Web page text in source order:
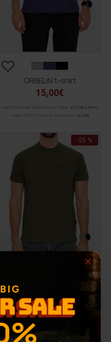
ORBELIN t-shirt
15,00€
ΑΡΧΙΚΗ ΑΝΑΓΡΑΦΟΜΕΝΗ ΤΙΜΗ: 27,90€ (-46%)
ΚΑΛΥΤΕΡΗ ΤΙΜΗ 30 ΗΜΕΡΩΝ:
15,00€
-25 %
GIULIANO t-shirt
19,00€
ΑΡΧΙΚΗ ΑΝΑΓΡΑΦΟΜΕΝΗ ΤΙΜΗ: